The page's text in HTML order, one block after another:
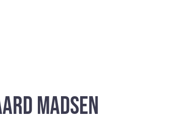
Madsen